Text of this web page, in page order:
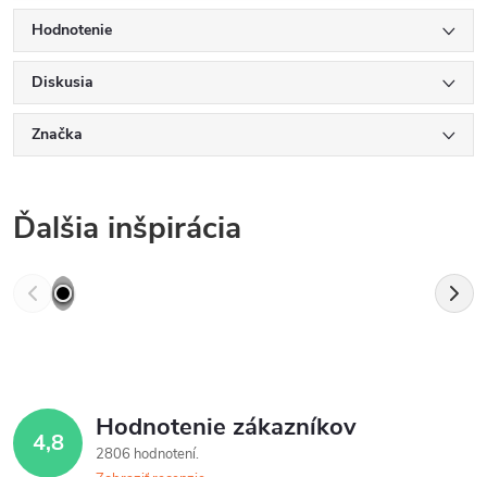
Hodnotenie
Diskusia
Značka
Ďalšia inšpirácia
4,8 Hodnotenie zákazníkov
2806 hodnotení